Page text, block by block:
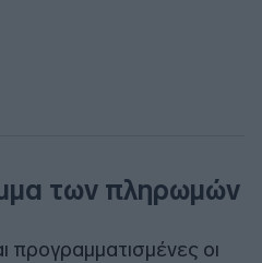
των πληρωμών
προγραμματισμένες οι